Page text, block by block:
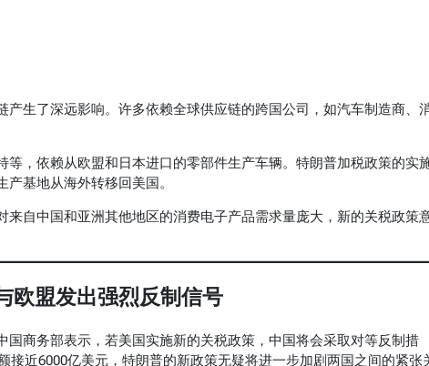
生了深远影响。许多依赖全球供应链的跨国公司，如汽车制造商、
，依赖从欧盟和日本进口的零部件生产车辆。特朗普加税政策的实
基地从海外转移回美国。
自中国和亚洲其他地区的消费电子产品需求量庞大，新的关税政策
欧盟发出强烈反制信号
国商务部表示，若美国实施新的关税政策，中国将会采取对等反制措
接近6000亿美元，特朗普的新政策无疑将进一步加剧两国之间的紧张